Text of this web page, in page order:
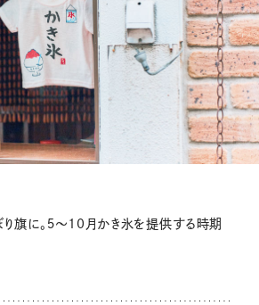
旗に。５〜10月かき氷を提供する時期